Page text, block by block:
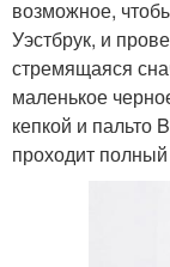
возможное,
Уэстбрук, и
стремящаяся
маленькое
кепкой и пальто
проходит полный